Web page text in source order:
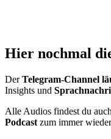
Hier nochmal
DerTelegram-Channel
Insights und
Alle Audios findest du
Podcast zum immer